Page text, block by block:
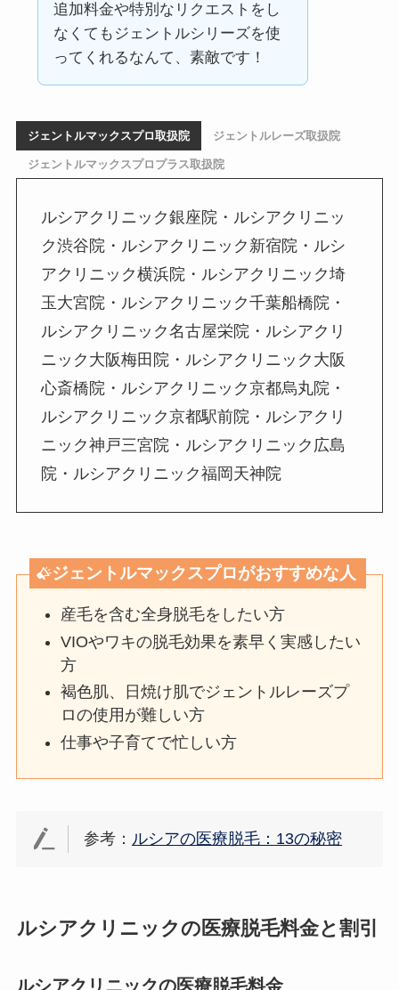
追加料金や特別なリクエストをし
なくてもジェントルシリーズを使
ってくれるなんて、素敵です！
ジェントルマックスプロ取扱院 ジェントルレーズ取扱院
ジェントルマックスプロプラス取扱院
ルシアクリニック銀座院・ルシアクリニッ
ク渋谷院・ルシアクリニック新宿院・ルシ
アクリニック横浜院・ルシアクリニック埼
玉大宮院・ルシアクリニック千葉船橋院・
ルシアクリニック名古屋栄院・ルシアクリ
ニック大阪梅田院・ルシアクリニック大阪
心斎橋院・ルシアクリニック京都烏丸院・
ルシアクリニック京都駅前院・ルシアクリ
ニック神戸三宮院・ルシアクリニック広島
院・ルシアクリニック福岡天神院
ジェントルマックスプロがおすすめな人
産毛を含む全身脱毛をしたい方
VIOやワキの脱毛効果を素早く実感したい
方
褐色肌、日焼け肌でジェントルレーズプ
ロの使用が難しい方
仕事や子育てで忙しい方
参考： ルシアの医療脱毛：13の秘密
ルシアクリニックの医療脱毛料金と割引
ルシアクリニックの医療脱毛料金